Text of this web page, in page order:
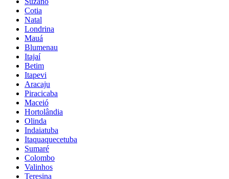
Cotia
Natal
Londrina
Mauá
Blumenau
Itajaí
Betim
Itapevi
Aracaju
Piracicaba
Maceió
Hortolândia
Olinda
Indaiatuba
Itaquaquecetuba
Sumaré
Colombo
Valinhos
Teresina